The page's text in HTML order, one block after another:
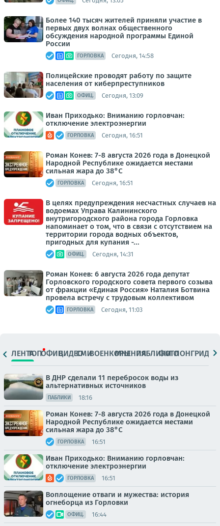
Более 140 тысяч жителей приняли участие в
первых двух волнах общественного
обсуждения народной программы Единой
России
ГОРЛОВКА Сегодня, 14:58
Полицейские проводят работу по защите
населения от киберпреступников
ОФИЦ. Сегодня, 13:09
Иван Приходько: Вниманию горловчан:
отключение электроэнергии
ГОРЛОВКА Сегодня, 16:51
Роман Конев: 7-8 августа 2026 года в Донецкой
Народной Республике ожидается местами
сильная жара до 38°С
ГОРЛОВКА Сегодня, 16:51
В целях предупреждения несчастных случаев на
водоемах Управа Калининского
внутригородского района города Горловка
напоминает о том, что в связи с отсутствием на
территории города водных объектов,
пригодных для купания -...
ОФИЦ. Сегодня, 14:31
Роман Конев: 6 августа 2026 года депутат
Горловского городского совета первого созыва
от фракции «Единая Россия» Наталия Ботвина
провела встречу с трудовым коллективом
ГОРЛОВКА Сегодня, 11:03
ЛЕНТАТОПОФИЦ.ВИДЕОСМИВОЕНКОРЫМНЕНИЯПАБЛИКИ
ФОТОЛОНГРИДЫ
В ДНР сделали 11 перебросок воды из
альтернативных источников
ПАБЛИКИ 18:16
Роман Конев: 7-8 августа 2026 года в Донецкой
Народной Республике ожидается местами
сильная жара до 38°С
ГОРЛОВКА 16:51
Иван Приходько: Вниманию горловчан:
отключение электроэнергии
ГОРЛОВКА 16:51
Воплощение отваги и мужества: история
огнеборца из Горловки
ОФИЦ. 16:44